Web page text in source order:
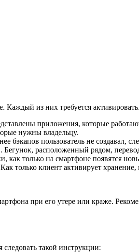
из них требуется
приложения, которые
нужны владельцу.
бэкапов пользователь не создавал,
расположенный рядом,
как только на смартфоне появятся
только клиент активирует
при его утере или краже.
такой инструкции: